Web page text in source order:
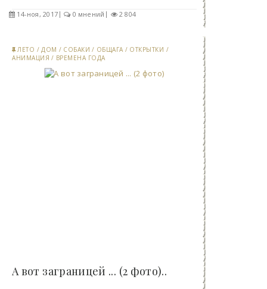
14-ноя, 2017 0 мнений 2 804
ЛЕТО /ДОМ / СОБАКИ / ОБЩАГА / ОТКРЫТКИ /
АНИМАЦИЯ / ВРЕМЕНА ГОДА
А вот заграницей ... (2 фото)..